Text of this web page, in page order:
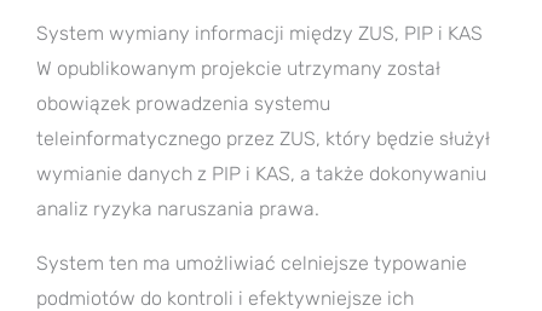
System wymiany informacji między ZUS, PIP i KAS
W opublikowanym projekcie utrzymany został
obowiązek prowadzenia systemu
teleinformatycznego przez ZUS, który będzie służył
wymianie danych z PIP i KAS, a także dokonywaniu
analiz ryzyka naruszania prawa.
System ten ma umożliwiać celniejsze typowanie
podmiotów do kontroli i efektywniejsze ich